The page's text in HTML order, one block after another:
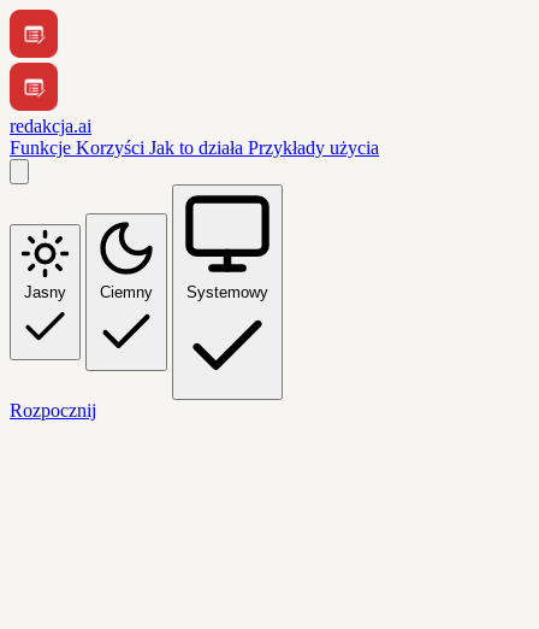
redakcja.ai
Funkcje Korzyści Jak to działa Przykłady użycia
Jasny Ciemny Systemowy
Rozpocznij